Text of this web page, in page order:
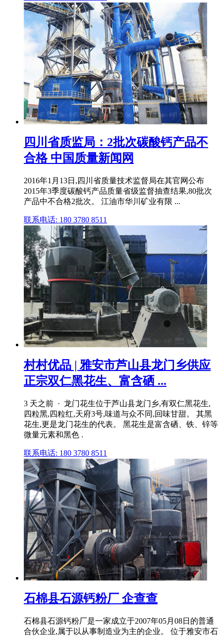
四川省质监局：2批次碳酸钙产品不
合格 中国质量新闻网
2016年1月13日,四川省质量技术监督局在其官网公布
2015年3季度碳酸钙产品质量省级监督抽查结果,80批次
产品中不合格2批次。 江油市华川矿业有限 ...
联系电话: 180 3780 8511
村村优品 | 雅安市芦山县龙门乡供应
正宗双仁黑花生、富含硒 ...
3 天之前 · 龙门花生位于芦山县龙门乡,有双仁黑花生,
四粒黑,四粒红,天府3号,味道与众不同,回味甘甜。 其黑
花生,更是龙门花生的代表。 黑花生是富含硒、铁、锌等
微量元素和黑色 .
联系电话: 180 3780 8511
石棉县石源钙粉厂 企查查
石棉县石源钙粉厂是⼀家成⽴于2007年05月08日的普通
合伙企业,属于以从事制造业为主的企业。 位于雅安市石